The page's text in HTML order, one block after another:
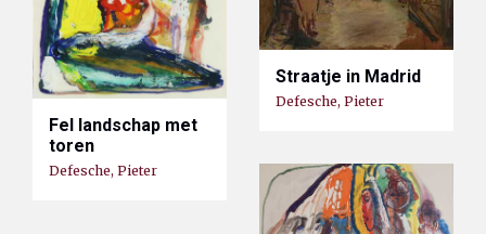
Straatje in Madrid
Defesche, Pieter
Fel landschap met
toren
Defesche, Pieter